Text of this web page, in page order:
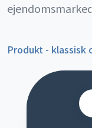
Produkt - klassisk